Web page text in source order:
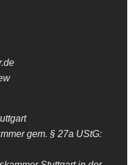
gem. § 27a UStG: